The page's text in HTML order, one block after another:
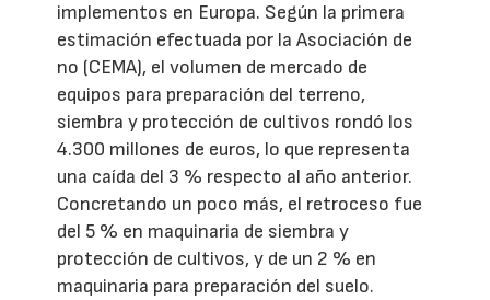
implementos en Europa. Según la primera
estimación efectuada por la Asociación de
no (CEMA), el volumen de mercado de
equipos para preparación del terreno,
siembra y protección de cultivos rondó los
4.300 millones de euros, lo que representa
una caída del 3 % respecto al año anterior.
Concretando un poco más, el retroceso fue
del 5 % en maquinaria de siembra y
protección de cultivos, y de un 2 % en
maquinaria para preparación del suelo.